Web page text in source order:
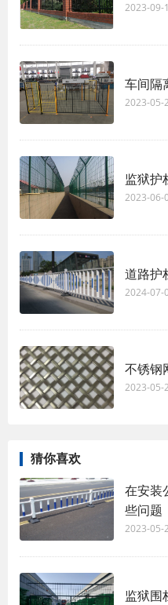
2023-09-
车间隔
2023-05-
监狱护
2023-06-
道路护
2024-07-
不锈钢
2023-05-
猜你喜欢
在安装
些问
2023-05-
监狱围